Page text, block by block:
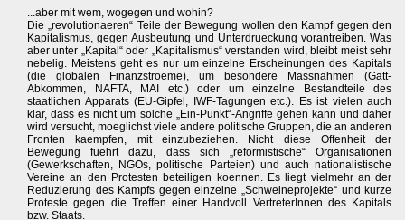
...aber mit wem, wogegen und wohin?
Die „revolutionaeren“ Teile der Bewegung wollen den Kampf gegen den
Kapitalismus, gegen Ausbeutung und Unterdrueckung vorantreiben. Was
aber unter „Kapital“ oder „Kapitalismus“ verstanden wird, bleibt meist sehr
nebelig. Meistens geht es nur um einzelne Erscheinungen des Kapitals
(die globalen Finanzstroeme), um besondere Massnahmen (Gatt-
Abkommen, NAFTA, MAI etc.) oder um einzelne Bestandteile des
staatlichen Apparats (EU-Gipfel, IWF-Tagungen etc.). Es ist vielen auch
klar, dass es nicht um solche „Ein-Punkt“-Angriffe gehen kann und daher
wird versucht, moeglichst viele andere politische Gruppen, die an anderen
Fronten kaempfen, mit einzubeziehen. Nicht diese Offenheit der
Bewegung fuehrt dazu, dass sich „reformistische“ Organisationen
(Gewerkschaften, NGOs, politische Parteien) und auch nationalistische
Vereine an den Protesten beteiligen koennen. Es liegt vielmehr an der
Reduzierung des Kampfs gegen einzelne „Schweineprojekte“ und kurze
Proteste gegen die Treffen einer Handvoll VertreterInnen des Kapitals
bzw. Staats.